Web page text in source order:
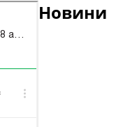
Новини